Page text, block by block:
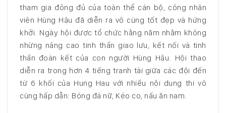
tham gia đông đủ của toàn thể cán bộ, công nhân
viên Hùng Hậu đã diễn ra vô cùng tốt đẹp và hứng
khởi. Ngày hội được tổ chức hằng năm nhằm không
nhừng nâng cao tinh thần giao lưu, kết nối và tinh
thần đoàn kết của con người Hùng Hậu. Hội thao
diễn ra trong hơn 4 tiếng tranh tài giữa các đội đến
từ 6 khối của Hung Hau với nhiều nội dung thi vô
cùng hấp dẫn: Bóng đá nữ, Kéo co, nấu ăn nam.